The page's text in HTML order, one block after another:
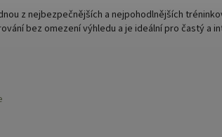
z nejbezpečnějších a nejpohodlnějších
bez omezení výhledu a je ideální pro častý a